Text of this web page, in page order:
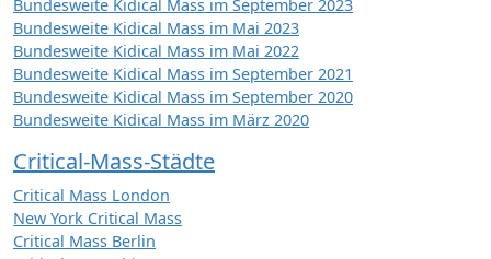
Bundesweite Kidical Mass im September 2023
Bundesweite Kidical Mass im Mai 2023
Bundesweite Kidical Mass im Mai 2022
Bundesweite Kidical Mass im September 2021
Bundesweite Kidical Mass im September 2020
Bundesweite Kidical Mass im März 2020
Critical-Mass-Städte
Critical Mass London
New York Critical Mass
Critical Mass Berlin